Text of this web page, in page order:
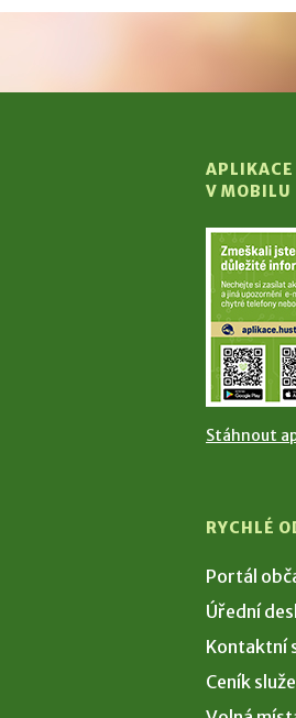
APLIKACE
V MOBILU
Stáhnout
RYCHLÉ
Portál
Úřední
Kontaktní
Ceník